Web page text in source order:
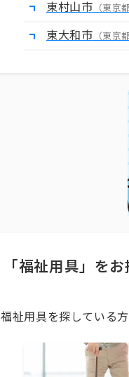
東村山市 （東京
東大和市 （東京
「福祉用具」を
福祉用具を探している